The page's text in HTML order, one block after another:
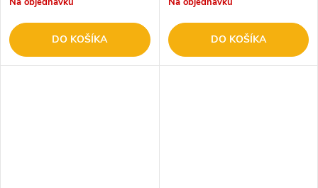
DO KOŠÍKA DO KOŠÍKA